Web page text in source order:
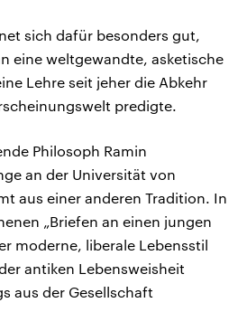
sich dafür besonders gut,
eine weltgewandte, asketische
Lehre seit jeher die Abkehr
predigte.
Philosoph Ramin
an der Universität von
aus einer anderen Tradition. In
„Briefen an einen jungen
moderne, liberale Lebensstil
antiken Lebensweisheit
aus der Gesellschaft